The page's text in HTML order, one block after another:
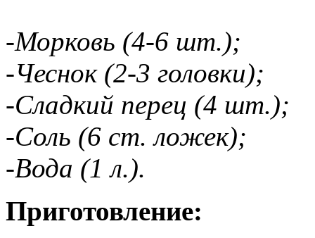
-Морковь (4-6 шт.);
-Чеснок (2-3 головки);
-Сладкий перец (4 шт.);
-Соль (6 ст. ложек);
-Вода (1 л.).
Приготовление: